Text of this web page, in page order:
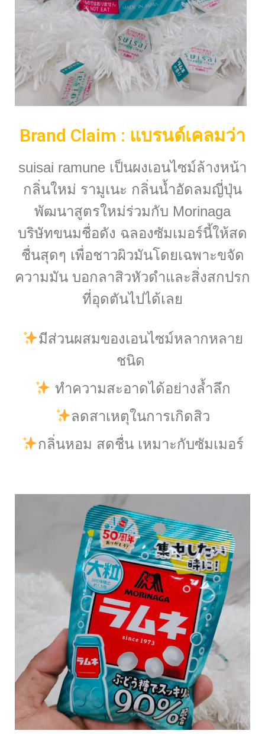
Brand Claim : แบรนด์เคลมว่า
suisai ramune เป็นผงเอนไซม์ล้างหน้า
กลิ่นใหม่ รามูเนะ กลิ่นน้ำอัดลมญี่ปุ่น
พัฒนาสูตรใหม่ร่วมกับ Morinaga
บริษัทขนมชื่อดัง ฉลองซัมเมอร์นี้ให้สด
ชื่นสุดๆ เพื่อชาวผิวมันโดยเฉพาะขจัด
ความมัน บอกลาสิวหัวดำและสิ่งสกปรก
ที่อุดตันไปได้เลย
มีส่วนผสมของเอนไซม์หลากหลาย
ชนิด
ทำความสะอาดได้อย่างล้ำลึก
ลดสาเหตุในการเกิดสิว
กลิ่นหอม สดชื่น เหมาะกับซัมเมอร์